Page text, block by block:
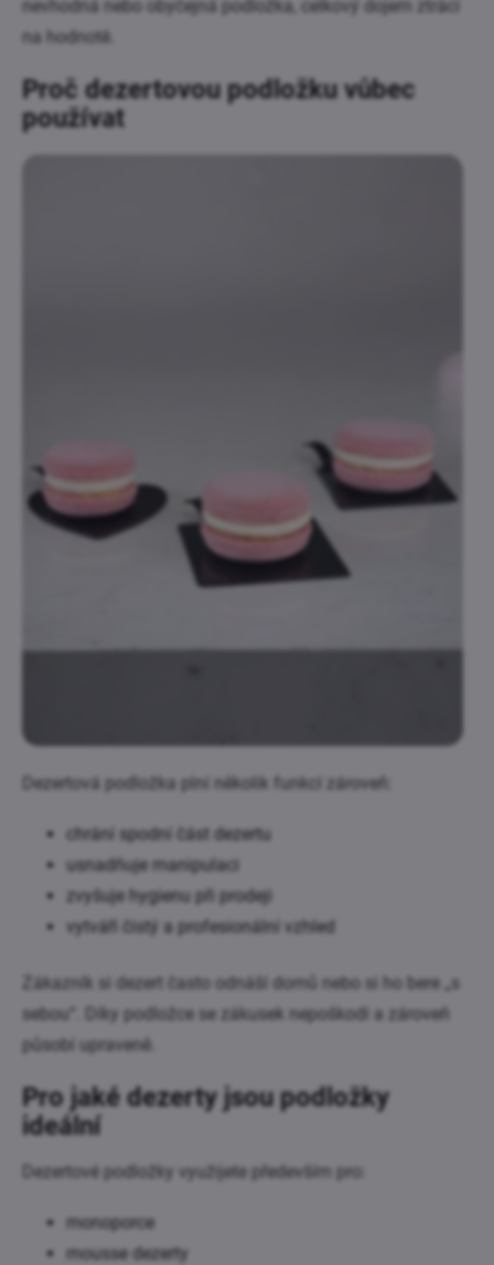
nevhodná nebo obyčejná podložka, celkový dojem ztrácí
na hodnotě.
Proč dezertovou podložku vůbec
používat
Dezertová podložka plní několik funkcí zároveň:
chrání spodní část dezertu
usnadňuje manipulaci
zvyšuje hygienu při prodeji
vytváří čistý a profesionální vzhled
Zákazník si dezert často odnáší domů nebo si ho bere „s
sebou“. Díky podložce se zákusek nepoškodí a zároveň
působí upraveně.
Pro jaké dezerty jsou podložky
ideální
Dezertové podložky využijete především pro:
monoporce
mousse dezerty